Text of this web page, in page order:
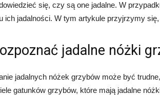
się, czy są one jadalne. W
ich jadalności. W tym artykule przyjrzymy
jadalne nóżki
jadalnych nóżek grzybów może być
gatunków grzybów, które mają jadalne